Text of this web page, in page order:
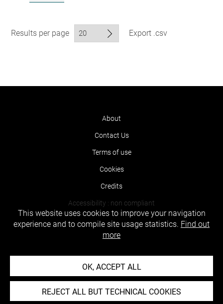
Results per page Export .csv
About
Contact Us
Terms of use
Cookies
Credits
Accessibility : non compliant
This website uses cookies to improve your navigation
experience and to compile site usage statistics. Find out
more
OK, ACCEPT ALL
REJECT ALL BUT TECHNICAL COOKIES